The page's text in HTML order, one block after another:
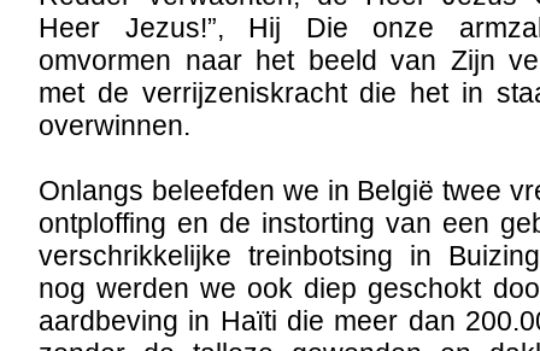
Heer Jezus!”, Hij Die onze
omvormen naar het beeld van Zijn
met de verrijzeniskracht die het in
overwinnen.
Onlangs beleefden we in België twee
ontploffing en de instorting van een
verschrikkelijke treinbotsing in
nog werden we ook diep geschokt
aardbeving in Haïti die meer dan